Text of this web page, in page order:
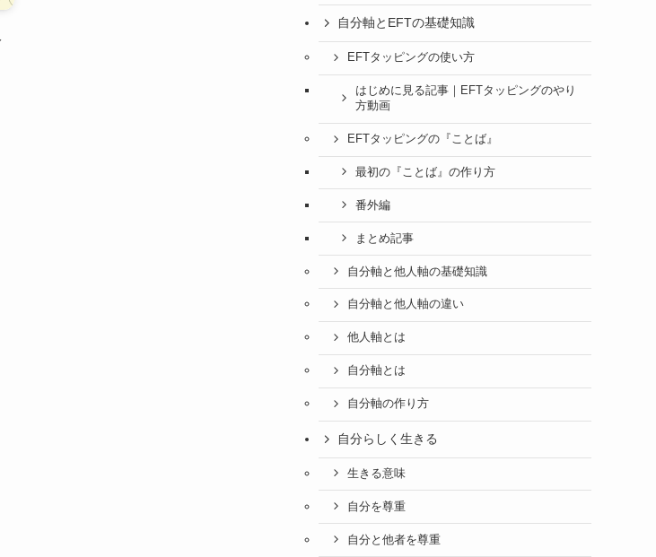
自分軸とEFTの基礎知識
EFTタッピングの使い方
はじめに見る記事｜EFTタッピングのやり
方動画
EFTタッピングの『ことば』
最初の『ことば』の作り方
番外編
まとめ記事
自分軸と他人軸の基礎知識
自分軸と他人軸の違い
他人軸とは
自分軸とは
自分軸の作り方
自分らしく生きる
生きる意味
自分を尊重
自分と他者を尊重